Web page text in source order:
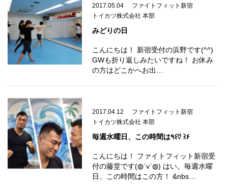
2017.05.04
ファイトフィット新宿
トイカツ株式会社 本部
みどりの日
こんにちは！ 新宿受付の浜野です(^^)
GWも折り返しみたいですね！ お休み
の方はどこかへお出…
2017.04.12
ファイトフィット新宿
トイカツ株式会社 本部
毎週水曜日、この時間は٩꒰⍢ ꒱۶
こんにちは！ ファイトフィット新宿受
付の藤堂です(◍´v`◍) はい。毎週水曜
日、この時間はこの方！ &nbs…